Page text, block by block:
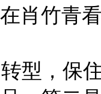
肖竹青
型，保